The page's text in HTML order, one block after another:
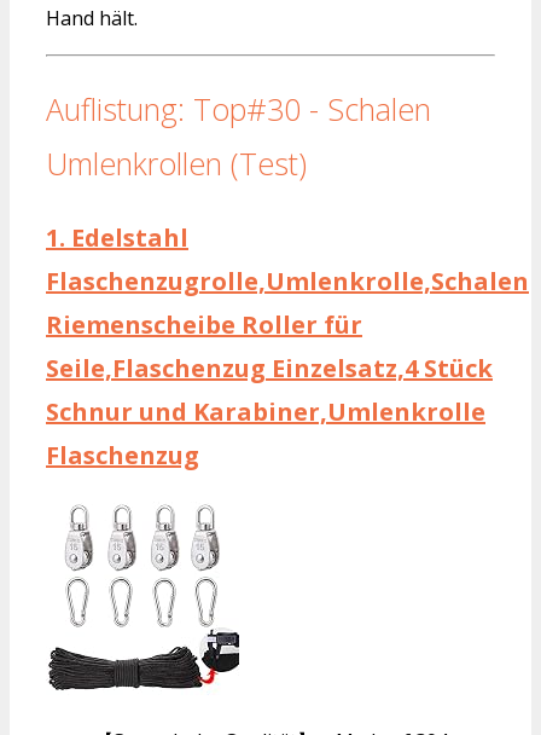
Hand hält.
Auflistung: Top#30 - Schalen
Umlenkrollen (Test)
1. Edelstahl
Flaschenzugrolle,Umlenkrolle,Schalen
Riemenscheibe Roller für
Seile,Flaschenzug Einzelsatz,4 Stück
Schnur und Karabiner,Umlenkrolle
Flaschenzug